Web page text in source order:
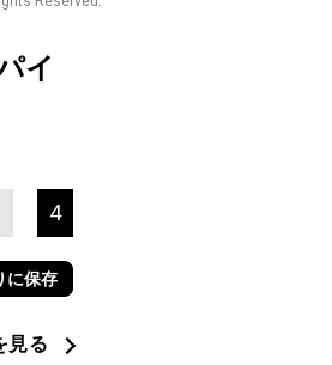
イ
4
に保存
見る